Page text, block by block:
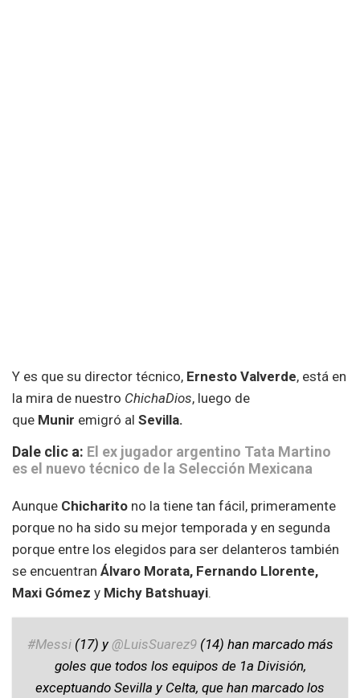
Y es que su director técnico, Ernesto Valverde, está en
la mira de nuestro ChichaDios, luego de
que Munir emigró al Sevilla.
Dale clic a: El ex jugador argentino Tata Martino
es el nuevo técnico de la Selección Mexicana
Aunque Chicharito no la tiene tan fácil, primeramente
porque no ha sido su mejor temporada y en segunda
porque entre los elegidos para ser delanteros también
se encuentran Álvaro Morata, Fernando Llorente,
Maxi Gómez y Michy Batshuayi.
#Messi(17) y @LuisSuarez9(14) han marcado más
goles que todos los equipos de 1a División,
exceptuando Sevilla y Celta, que han marcado los